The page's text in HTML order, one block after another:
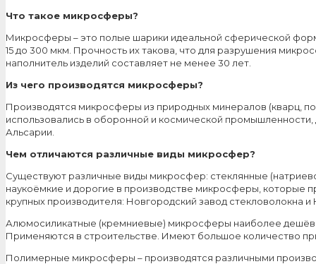
Что такое микросферы?
Микросферы – это полые шарики идеальной сферической
15 до 300 мкм. Прочность их такова, что для разрушения
наполнитель изделий составляет не менее 30 лет.
Из чего производятся микросферы?
Производятся микросферы из природных минералов (кварц,
использовались в оборонной и космической
Альсарии.
Чем отличаются различные виды микросфер?
Существуют различные виды микросфер: стеклянные
наукоёмкие и дорогие в производстве микросферы, которые
крупных производителя: Новгородский завод стекловолокна и
Алюмосиликатные (кремниевые) микросферы наиболее
Применяются в строительстве. Имеют большое количество
Полимерные микросферы – производятся различными